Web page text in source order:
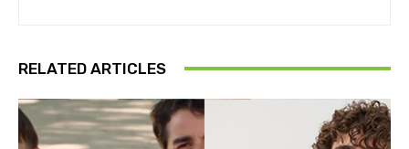
RELATED ARTICLES